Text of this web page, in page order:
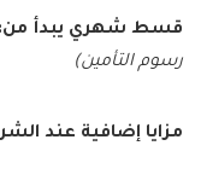
قسط شهري يبدأ من:
رسوم التأمين)
مزايا إضافية عند